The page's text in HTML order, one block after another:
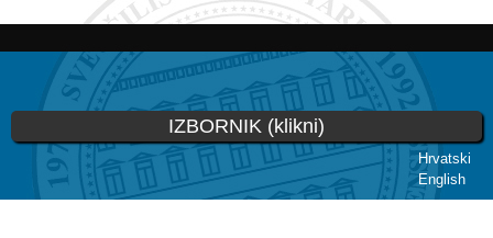
Skoči
glavni
sadržaj
Hrvatski
English
IZBORNIK (klikni)